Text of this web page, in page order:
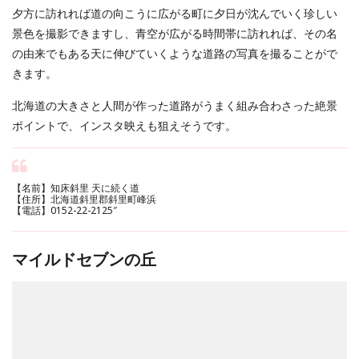
夕方に訪れれば道の向こうに広がる町に夕日が沈んでいく珍しい
景色を撮影できますし、青空が広がる時間帯に訪れれば、その名
の由来でもある天に伸びていくような道路の写真を撮ることがで
きます。
北海道の大きさと人間が作った道路がうまく組み合わさった絶景
ポイントで、インスタ映えも狙えそうです。
【名前】知床斜里 天に続く道
【住所】北海道斜里郡斜里町峰浜
【電話】0152-22-2125″
マイルドセブンの丘